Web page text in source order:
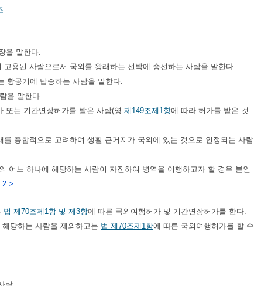
을 말한다.
용된 사람으로서 국외를 왕래하는 선박에 승선하는 사람을 말한다.
항공기에 탑승하는 사람을 말한다.
을 말한다.
또는 기간연장허가를 받은 사람(영 제149조제1항에 따라 허가를 받은 것
종합적으로 고려하여 생활 근거지가 국외에 있는 것으로 인정되는 사람
어느 하나에 해당하는 사람이 자진하여 병역을 이행하고자 할 경우 본인
법 제70조제1항 및 제3항에 따른 국외여행허가 및 기간연장허가를 한다.
당하는 사람을 제외하고는 법 제70조제1항에 따른 국외여행허가를 할 수